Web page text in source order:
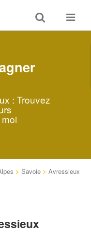
Toggle
search
Toggle
: Trouvez
> Savoie > Avressieux